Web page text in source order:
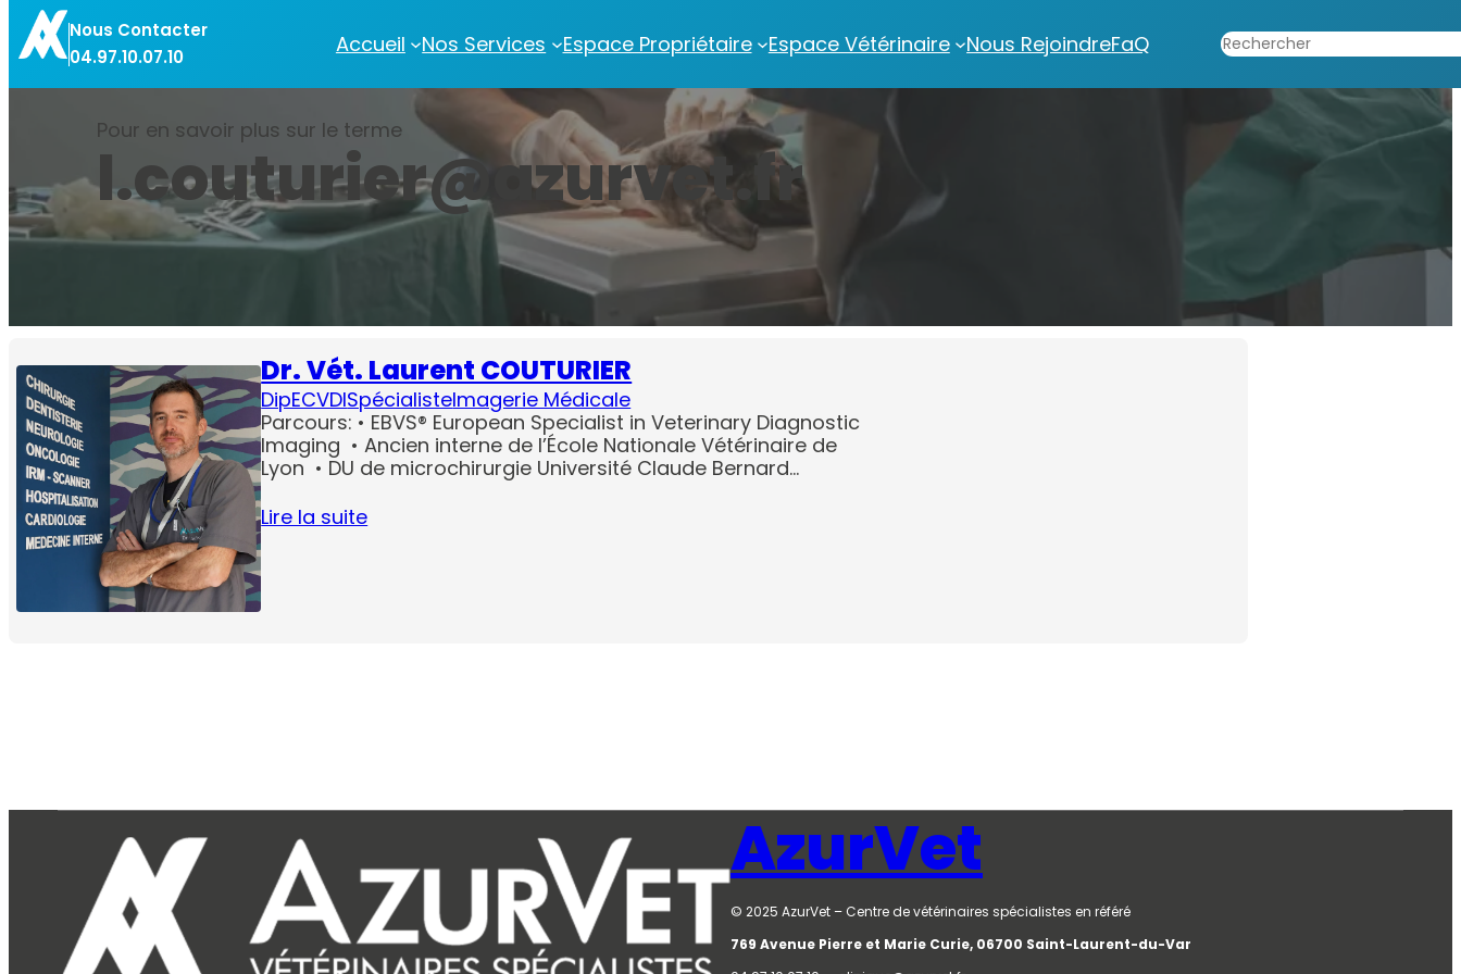
Aller
au
contenu
Nous Contacter
04.97.10.07.10
Accueil Nos Services Espace Propriétaire Espace Vétérinaire Nous RejoindreFaQ Rechercher
Pour en savoir plus sur le terme
l.couturier@azurvet.fr
Dr. Vét. Laurent COUTURIER
DipECVDISpécialisteImagerie Médicale
Parcours: • EBVS® European Specialist in Veterinary Diagnostic
Imaging • Ancien interne de l’École Nationale Vétérinaire de
Lyon • DU de microchirurgie Université Claude Bernard…
Lire la suite
AzurVet
© 2025 AzurVet – Centre de vétérinaires spécialistes en référé
769 Avenue Pierre et Marie Curie, 06700 Saint-Laurent-du-Var